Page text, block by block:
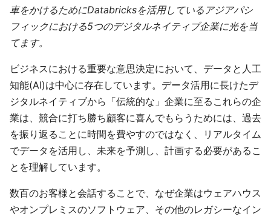
車をかけるためにDatabricksを活用しているアジアパシ
フィックにおける5つのデジタルネイティブ企業に光を当
てます。
ビジネスにおける重要な意思決定において、データと人工
知能(AI)は中心に存在しています。データ活用に長けたデ
ジタルネイティブから「伝統的な」企業に至るこれらの企
業は、競合に打ち勝ち顧客に喜んでもらうためには、過去
を振り返ることに時間を費やすのではなく、リアルタイム
でデータを活用し、未来を予測し、計画する必要があるこ
とを理解しています。
数百のお客様と会話することで、なぜ企業はウェアハウス
やオンプレミスのソフトウェア、その他のレガシーなイン